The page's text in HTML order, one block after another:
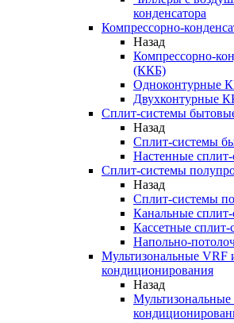
конденсатора
Компрессорно-
Назад
Компрессорно-
(ККБ)
Одноконтурные
Двухконтурные
Сплит-системы
Назад
Сплит-системы
Настенные
Сплит-системы
Назад
Сплит-системы
Канальные
Кассетные сплит-
Напольно-
Мультизональные VRF
кондиционирования
Назад